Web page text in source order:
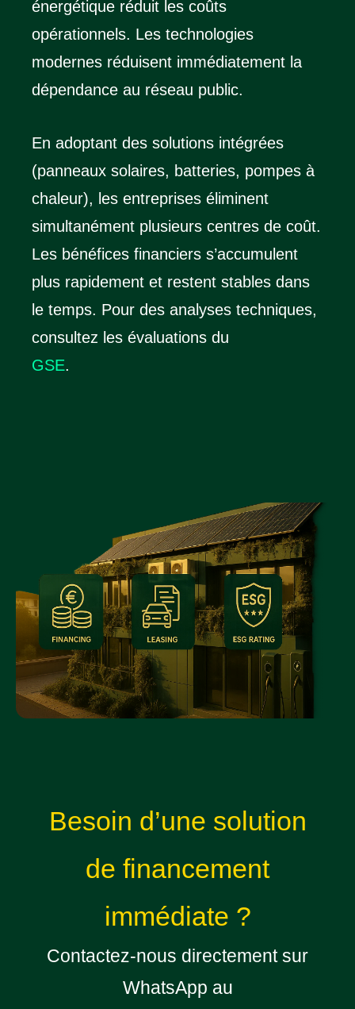
énergétique réduit les coûts
opérationnels. Les technologies
modernes réduisent immédiatement la
dépendance au réseau public.
En adoptant des solutions intégrées
(panneaux solaires, batteries, pompes à
chaleur), les entreprises éliminent
simultanément plusieurs centres de coût.
Les bénéfices financiers s’accumulent
plus rapidement et restent stables dans
le temps. Pour des analyses techniques,
consultez les évaluations du
GSE.
Besoin d’une solution
de financement
immédiate ?
Contactez-nous directement sur
WhatsApp au